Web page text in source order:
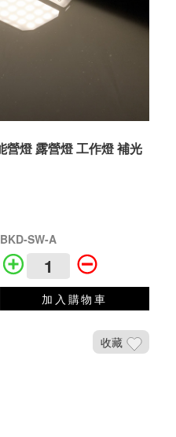
燈 露營燈 工作燈 補光
BKD-SW-A
加入購物車
收藏